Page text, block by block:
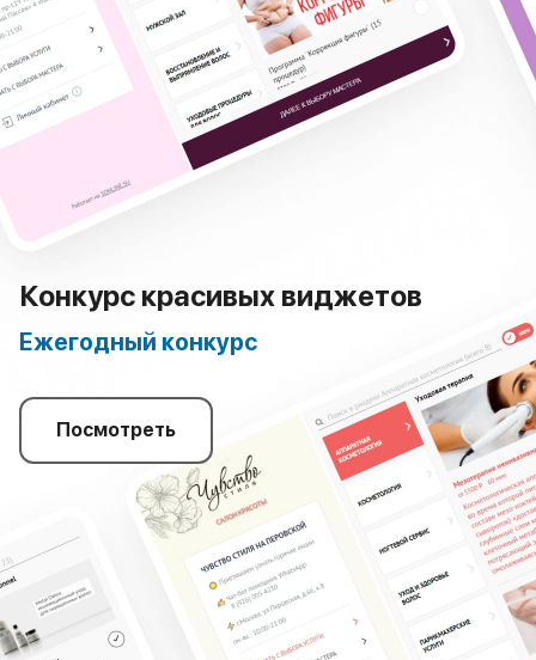
Конкурс красивых виджетов
Ежегодный конкурс
Посмотреть